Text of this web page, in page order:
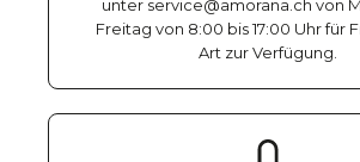
unter service@amorana.ch von
Freitag von 8:00 bis 17:00 Uhr für
Art zur Verfügung.